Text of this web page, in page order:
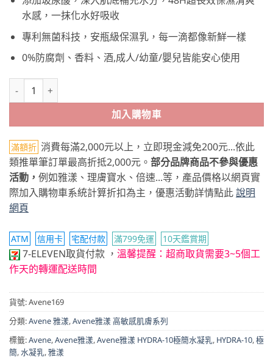
價
格：
NT$1,280。
價
NT$979。
水感，一抹化水好吸收
專利無菌科技，安瓶級保濕乳，每一滴都像新鮮一樣
0%防腐劑、香料、酒,成人/幼童/嬰兒皆能安心使用
Avene雅漾 HYDRA-10極簡水凝乳 數量
加入購物車
滿額折 消費每滿2,000元以上，立即現金減免200元...依此
類推單筆訂單最高折抵2,000元。 部分品牌商品不參與優惠
活動， 例如雅漾、理膚寶水、倍速...等，產品價格以網頁實
際加入購物車系統計算折扣為主，優惠活動詳情點此說明
網頁
ATM 信用卡 宅配付款 滿799免運 10天鑑賞期
7-ELEVEN取貨付款 ， 溫馨提醒：超商取貨需要3~5個工
作天的轉運配送時間
貨號:Avene169
分類:Avene 雅漾,Avene雅漾 高敏感肌膚系列
標籤:Avene,Avene雅漾,Avene雅漾 HYDRA-10極簡水凝乳, HYDRA-10,極
簡,水凝乳,雅漾